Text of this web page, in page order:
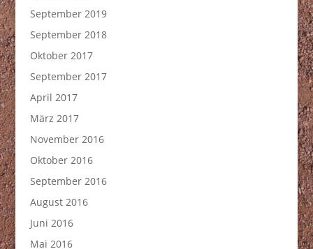
September 2019
September 2018
Oktober 2017
September 2017
April 2017
März 2017
November 2016
Oktober 2016
September 2016
August 2016
Juni 2016
Mai 2016